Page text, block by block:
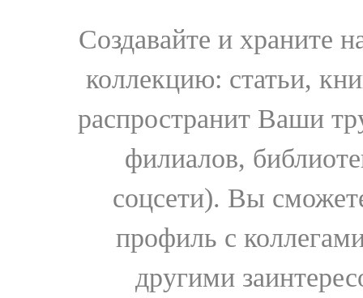
Создавайте и храните
коллекцию: статьи,
распространит Ваши
филиалов,
соцсети). Вы
профиль с
другими